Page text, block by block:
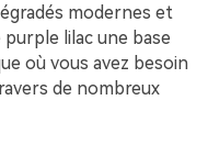
modernes et
lilac une base
où vous avez besoin
de nombreux